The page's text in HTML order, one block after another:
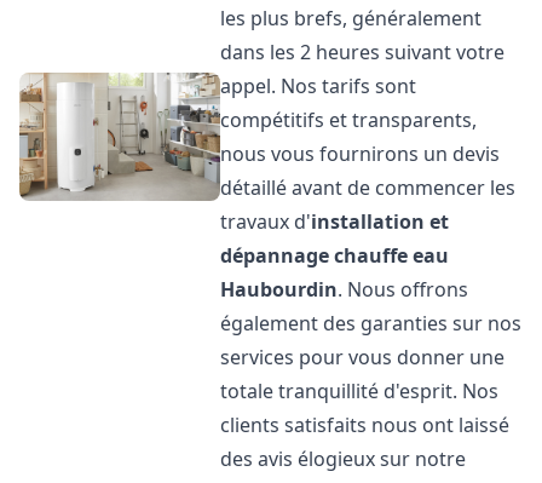
les plus brefs, généralement
dans les 2 heures suivant votre
appel. Nos tarifs sont
compétitifs et transparents,
nous vous fournirons un devis
détaillé avant de commencer les
travaux d'installation et
dépannage chauffe eau
Haubourdin. Nous offrons
également des garanties sur nos
services pour vous donner une
totale tranquillité d'esprit. Nos
clients satisfaits nous ont laissé
des avis élogieux sur notre